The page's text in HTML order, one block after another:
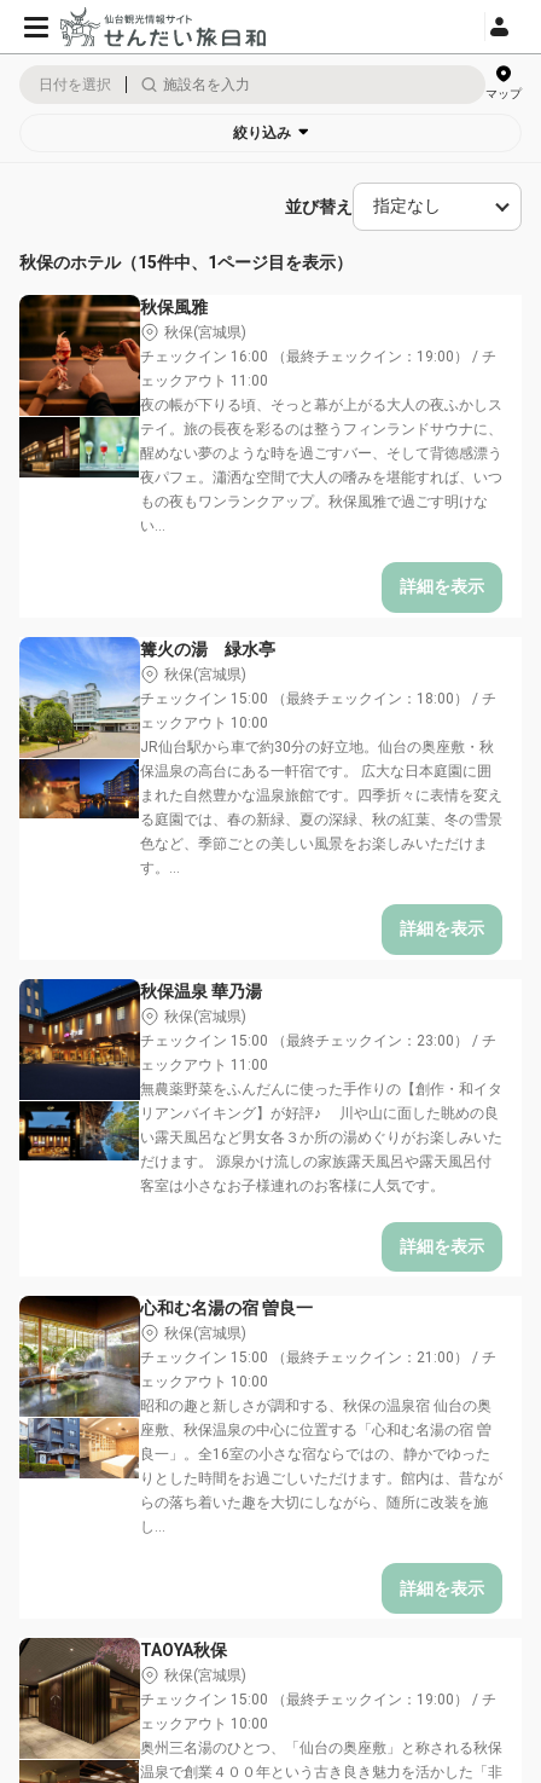
日付を選択
マップ
絞り込み
並び替え
秋保のホテル（15件中、1ページ目を表示）
秋保風雅
秋保(宮城県)
チェックイン 16:00 （最終チェックイン：19:00） / チ
ェックアウト 11:00
夜の帳が下りる頃、そっと幕が上がる大人の夜ふかしス
テイ。旅の長夜を彩るのは整うフィンランドサウナに、
醒めない夢のような時を過ごすバー、そして背徳感漂う
夜パフェ。瀟洒な空間で大人の嗜みを堪能すれば、いつ
もの夜もワンランクアップ。秋保風雅で過ごす明けな
い...
詳細を表示
篝火の湯 緑水亭
秋保(宮城県)
チェックイン 15:00 （最終チェックイン：18:00） / チ
ェックアウト 10:00
JR仙台駅から車で約30分の好立地。仙台の奥座敷・秋
保温泉の高台にある一軒宿です。 広大な日本庭園に囲
まれた自然豊かな温泉旅館です。四季折々に表情を変え
る庭園では、春の新緑、夏の深緑、秋の紅葉、冬の雪景
色など、季節ごとの美しい風景をお楽しみいただけま
す。...
詳細を表示
秋保温泉 華乃湯
秋保(宮城県)
チェックイン 15:00 （最終チェックイン：23:00） / チ
ェックアウト 11:00
無農薬野菜をふんだんに使った手作りの【創作・和イタ
リアンバイキング】が好評♪ 川や山に面した眺めの良
い露天風呂など男女各３か所の湯めぐりがお楽しみいた
だけます。 源泉かけ流しの家族露天風呂や露天風呂付
客室は小さなお子様連れのお客様に人気です。
詳細を表示
心和む名湯の宿 曽良一
秋保(宮城県)
チェックイン 15:00 （最終チェックイン：21:00） / チ
ェックアウト 10:00
昭和の趣と新しさが調和する、秋保の温泉宿 仙台の奥
座敷、秋保温泉の中心に位置する「心和む名湯の宿 曽
良一」。全16室の小さな宿ならではの、静かでゆった
りとした時間をお過ごしいただけます。館内は、昔なが
らの落ち着いた趣を大切にしながら、随所に改装を施
し...
詳細を表示
TAOYA秋保
秋保(宮城県)
チェックイン 15:00 （最終チェックイン：19:00） / チ
ェックアウト 10:00
奥州三名湯のひとつ、「仙台の奥座敷」と称される秋保
温泉で創業４００年という古き良き魅力を活かした「非